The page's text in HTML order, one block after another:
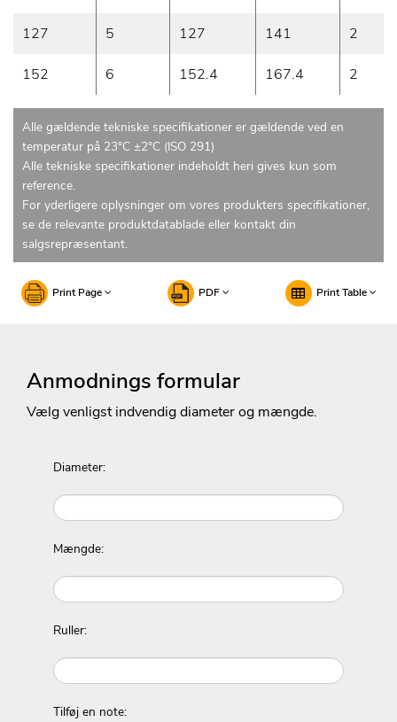
127 5 127 141 2
152 6 152.4 167.4 2
Alle gældende tekniske specifikationer er gældende ved en
temperatur på 23°C ±2°C (ISO 291)
Alle tekniske specifikationer indeholdt heri gives kun som
reference.
For yderligere oplysninger om vores produkters specifikationer,
se de relevante produktdatablade eller kontakt din
salgsrepræsentant.
Print Page PDF Print Table
Anmodnings formular
Vælg venligst indvendig diameter og mængde.
Diameter:
Mængde:
Ruller:
Tilføj en note: